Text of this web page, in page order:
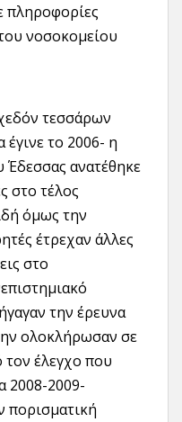
πληροφορίες
νοσοκομείου
τεσσάρων
έγινε το 2006- η
ανατέθηκε
στο τέλος
όμως την
έτρεχαν άλλες
στο
την έρευνα
ολοκλήρωσαν σε
έλεγχο που
2008-2009-